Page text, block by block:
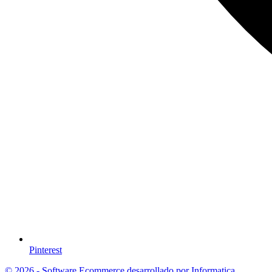
Pinterest